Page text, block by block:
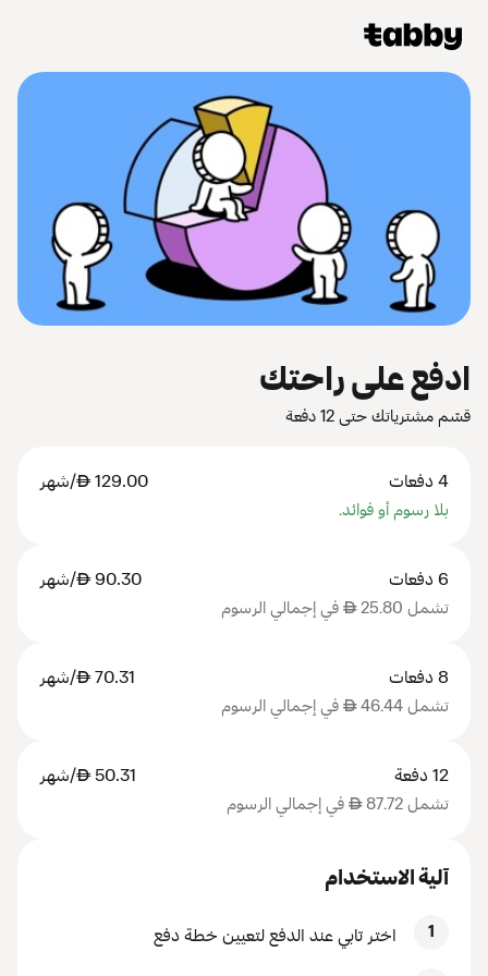
ادفع على راحتك
قسّم مشترياتك حتى 12 دفعة
4 دفعات 129.00
AED/شهر
بلا رسوم أو فوائد.
6 دفعات 90.30
AED/شهر
تشمل 25.80 AED في إجمالي الرسوم
8 دفعات 70.31
AED/شهر
تشمل 46.44 AED في إجمالي الرسوم
12 دفعة 50.31
AED/شهر
تشمل 87.72 AED في إجمالي الرسوم
آلية الاستخدام
1 اختر تابي عند الدفع لتعيين خطة دفع